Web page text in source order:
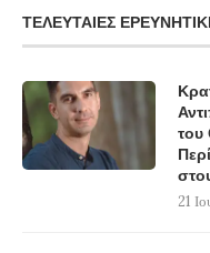
ΤΕΛΕΥΤΑΊΕΣ
του
21